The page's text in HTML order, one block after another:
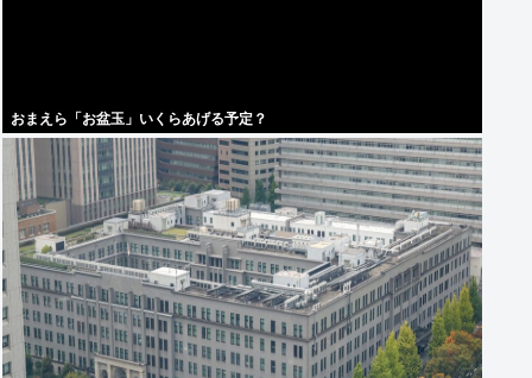
おまえら「お盆玉」いくらあげる予定？